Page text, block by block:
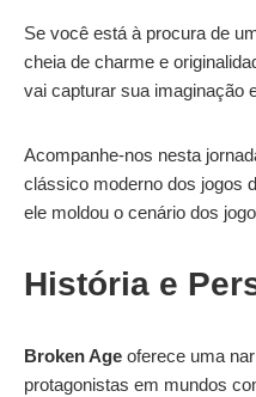
Se você está à procura de
cheia de charme e
vai capturar sua imaginação
Acompanhe-nos nesta
clássico moderno dos jogos
ele moldou o cenário dos
História e
Broken Age oferece uma
protagonistas em mundos